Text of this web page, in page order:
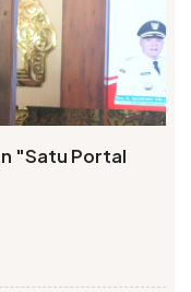
"Satu Portal